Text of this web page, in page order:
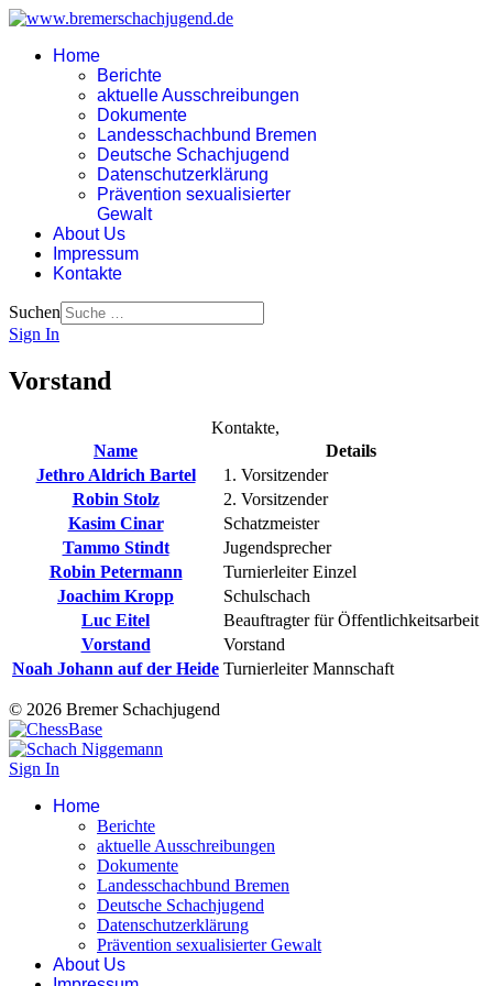
Home
Berichte
aktuelle Ausschreibungen
Dokumente
Landesschachbund Bremen
Deutsche Schachjugend
Datenschutzerklärung
Prävention sexualisierter
Gewalt
About Us
Impressum
Kontakte
Suchen
Sign In
Vorstand
Kontakte,
Name
Details
Jethro Aldrich Bartel
1. Vorsitzender
Robin Stolz
2. Vorsitzender
Kasim Cinar
Schatzmeister
Tammo Stindt
Jugendsprecher
Robin Petermann
Turnierleiter Einzel
Joachim Kropp
Schulschach
Luc Eitel
Beauftragter für Öffentlichkeitsarbeit
Vorstand
Vorstand
Noah Johann auf der Heide Turnierleiter Mannschaft
© 2026 Bremer Schachjugend
Sign In
Home
Berichte
aktuelle Ausschreibungen
Dokumente
Landesschachbund Bremen
Deutsche Schachjugend
Datenschutzerklärung
Prävention sexualisierter Gewalt
About Us